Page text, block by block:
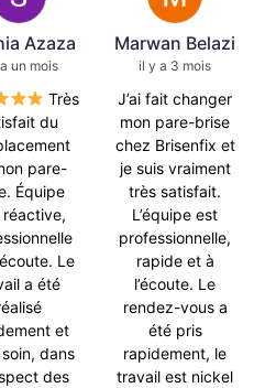
Azaza
un mois
Très
du
pare-
Équipe
Le
a été
et
dans
des
Marwan Belazi
il y a 3 mois
J’ai fait changer
mon pare-brise
chez Brisenfix et
je suis vraiment
très satisfait.
L’équipe est
professionnelle,
rapide et à
l’écoute. Le
rendez-vous a
été pris
rapidement, le
travail est nickel